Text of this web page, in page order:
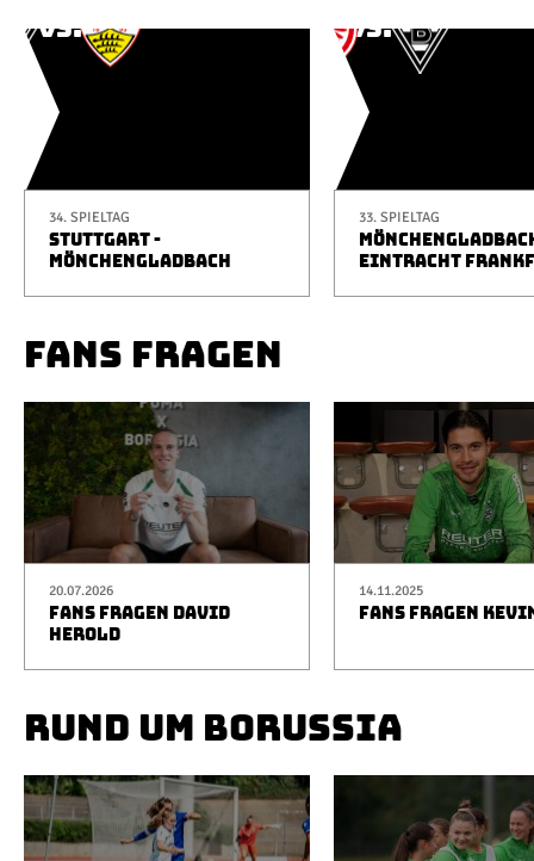
34. SPIELTAG
STUTTGART -
MÖNCHENGLADBACH
33. SPIELTAG
EINTRACHT
FANS FRAGEN
20.07.2026
FANS FRAGEN DAVID
HEROLD
14.11.2025
FANS FRAGEN
RUND UM BORUSSIA